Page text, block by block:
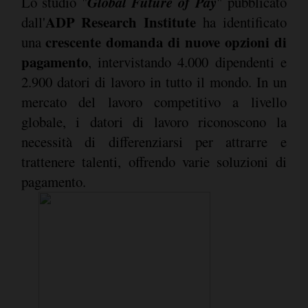
dall'ADP Research Institute ha identificato
una crescente domanda di nuove opzioni di
pagamento, intervistando 4.000 dipendenti e
2.900 datori di lavoro in tutto il mondo. In un
mercato del lavoro competitivo a livello
globale, i datori di lavoro riconoscono la
necessità di differenziarsi per attrarre e
trattenere talenti, offrendo varie soluzioni di
pagamento.